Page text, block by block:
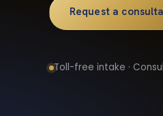
Request a
Toll-free intake ·